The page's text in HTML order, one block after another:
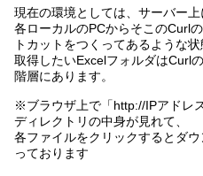
現在の環境としては、サーバー上
各ローカルのPCからそこのCurl
トカットをつくってあるような状
取得したいExcelフォルダはCurl
階層にあります。
※ブラウザ上で「http://IPアドレ
ディレクトリの中身が見れて、
各ファイルをクリックするとダ
っております